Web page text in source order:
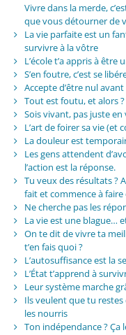
Vivre dans la merde,
que vous détourner de
La vie parfaite est un
survivre à la vôtre
L’école t’a appris à
S’en foutre, c’est se
Accepte d’être nul
Tout est foutu, et alors ?
Sois vivant, pas juste en
L’art de foirer sa vie (et
La douleur est
Les gens attendent
l’action est la réponse.
Tu veux des résultats ?
fait et commence à
Ne cherche pas les
La vie est une blague…
On te dit de vivre ta
t’en fais quoi ?
L’autosuffisance est la
L’État t’apprend à
Leur système marche
Ils veulent que tu restes
les nourris
Ton indépendance ? Ça